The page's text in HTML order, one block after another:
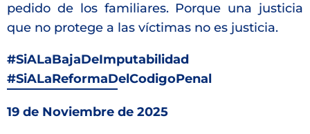
pedido de los familiares. Porque una justicia
que no protege a las víctimas no es justicia.
#SiALaBajaDeImputabilidad
#SiALaReformaDelCodigoPenal
19 de Noviembre de 2025